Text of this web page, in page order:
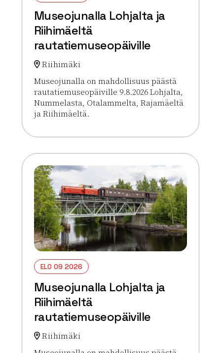
Museojunalla Lohjalta ja
Riihimäeltä
rautatiemuseopäiville
Riihimäki
Museojunalla on mahdollisuus päästä
rautatiemuseopäiville 9.8.2026 Lohjalta,
Nummelasta, Otalammelta, Rajamäeltä
ja Riihimäeltä.
Lue lisää tapahtumasta Museojunalla Lohjalta
ELO 09 2026
Museojunalla Lohjalta ja
Riihimäeltä
rautatiemuseopäiville
Riihimäki